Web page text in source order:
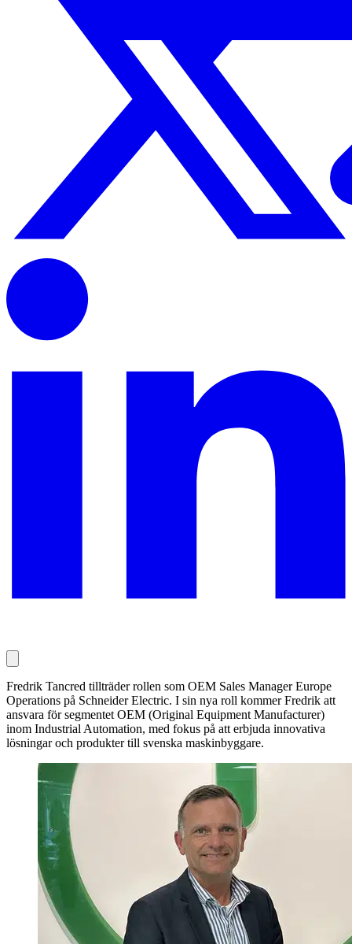
Fredrik Tancred tillträder rollen som OEM Sales Manager Europe
Operations på Schneider Electric. I sin nya roll kommer Fredrik att
ansvara för segmentet OEM (Original Equipment Manufacturer)
inom Industrial Automation, med fokus på att erbjuda innovativa
lösningar och produkter till svenska maskinbyggare.